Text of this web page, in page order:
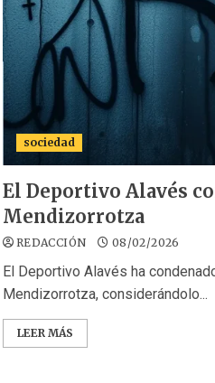
sociedad
El Deportivo Alavés
Mendizorrotza
REDACCIÓN 08/02/2026
El Deportivo Alavés ha
Mendizorrotza, considerándolo...
LEER MÁS